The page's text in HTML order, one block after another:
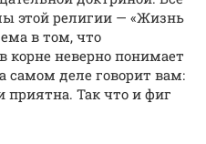
этой религии — «Жизнь
в том, что
корне неверно понимает
самом деле говорит вам:
приятна. Так что и фиг